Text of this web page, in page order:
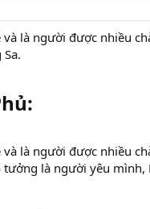
là người được nhiều
là người được nhiều
là người yêu